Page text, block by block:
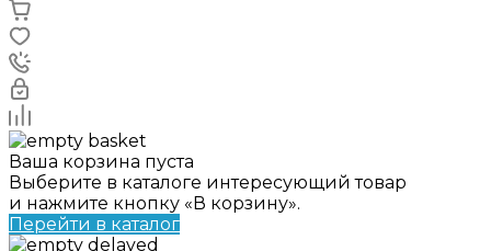
Ваша корзина пуста
Выберите в каталоге интересующий товар
и нажмите кнопку «В корзину».
Перейти в каталог